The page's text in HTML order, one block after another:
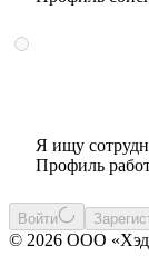
Я ищу
Профиль
Войти
© 2026 ООО